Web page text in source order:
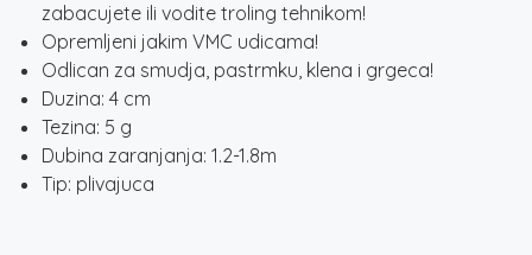
zabacujete ili vodite troling tehnikom!
Opremljeni jakim VMC udicama!
Odlican za smudja, pastrmku, klena i grgeca!
Duzina: 4 cm
Tezina: 5 g
Dubina zaranjanja: 1.2-1.8m
Tip: plivajuca